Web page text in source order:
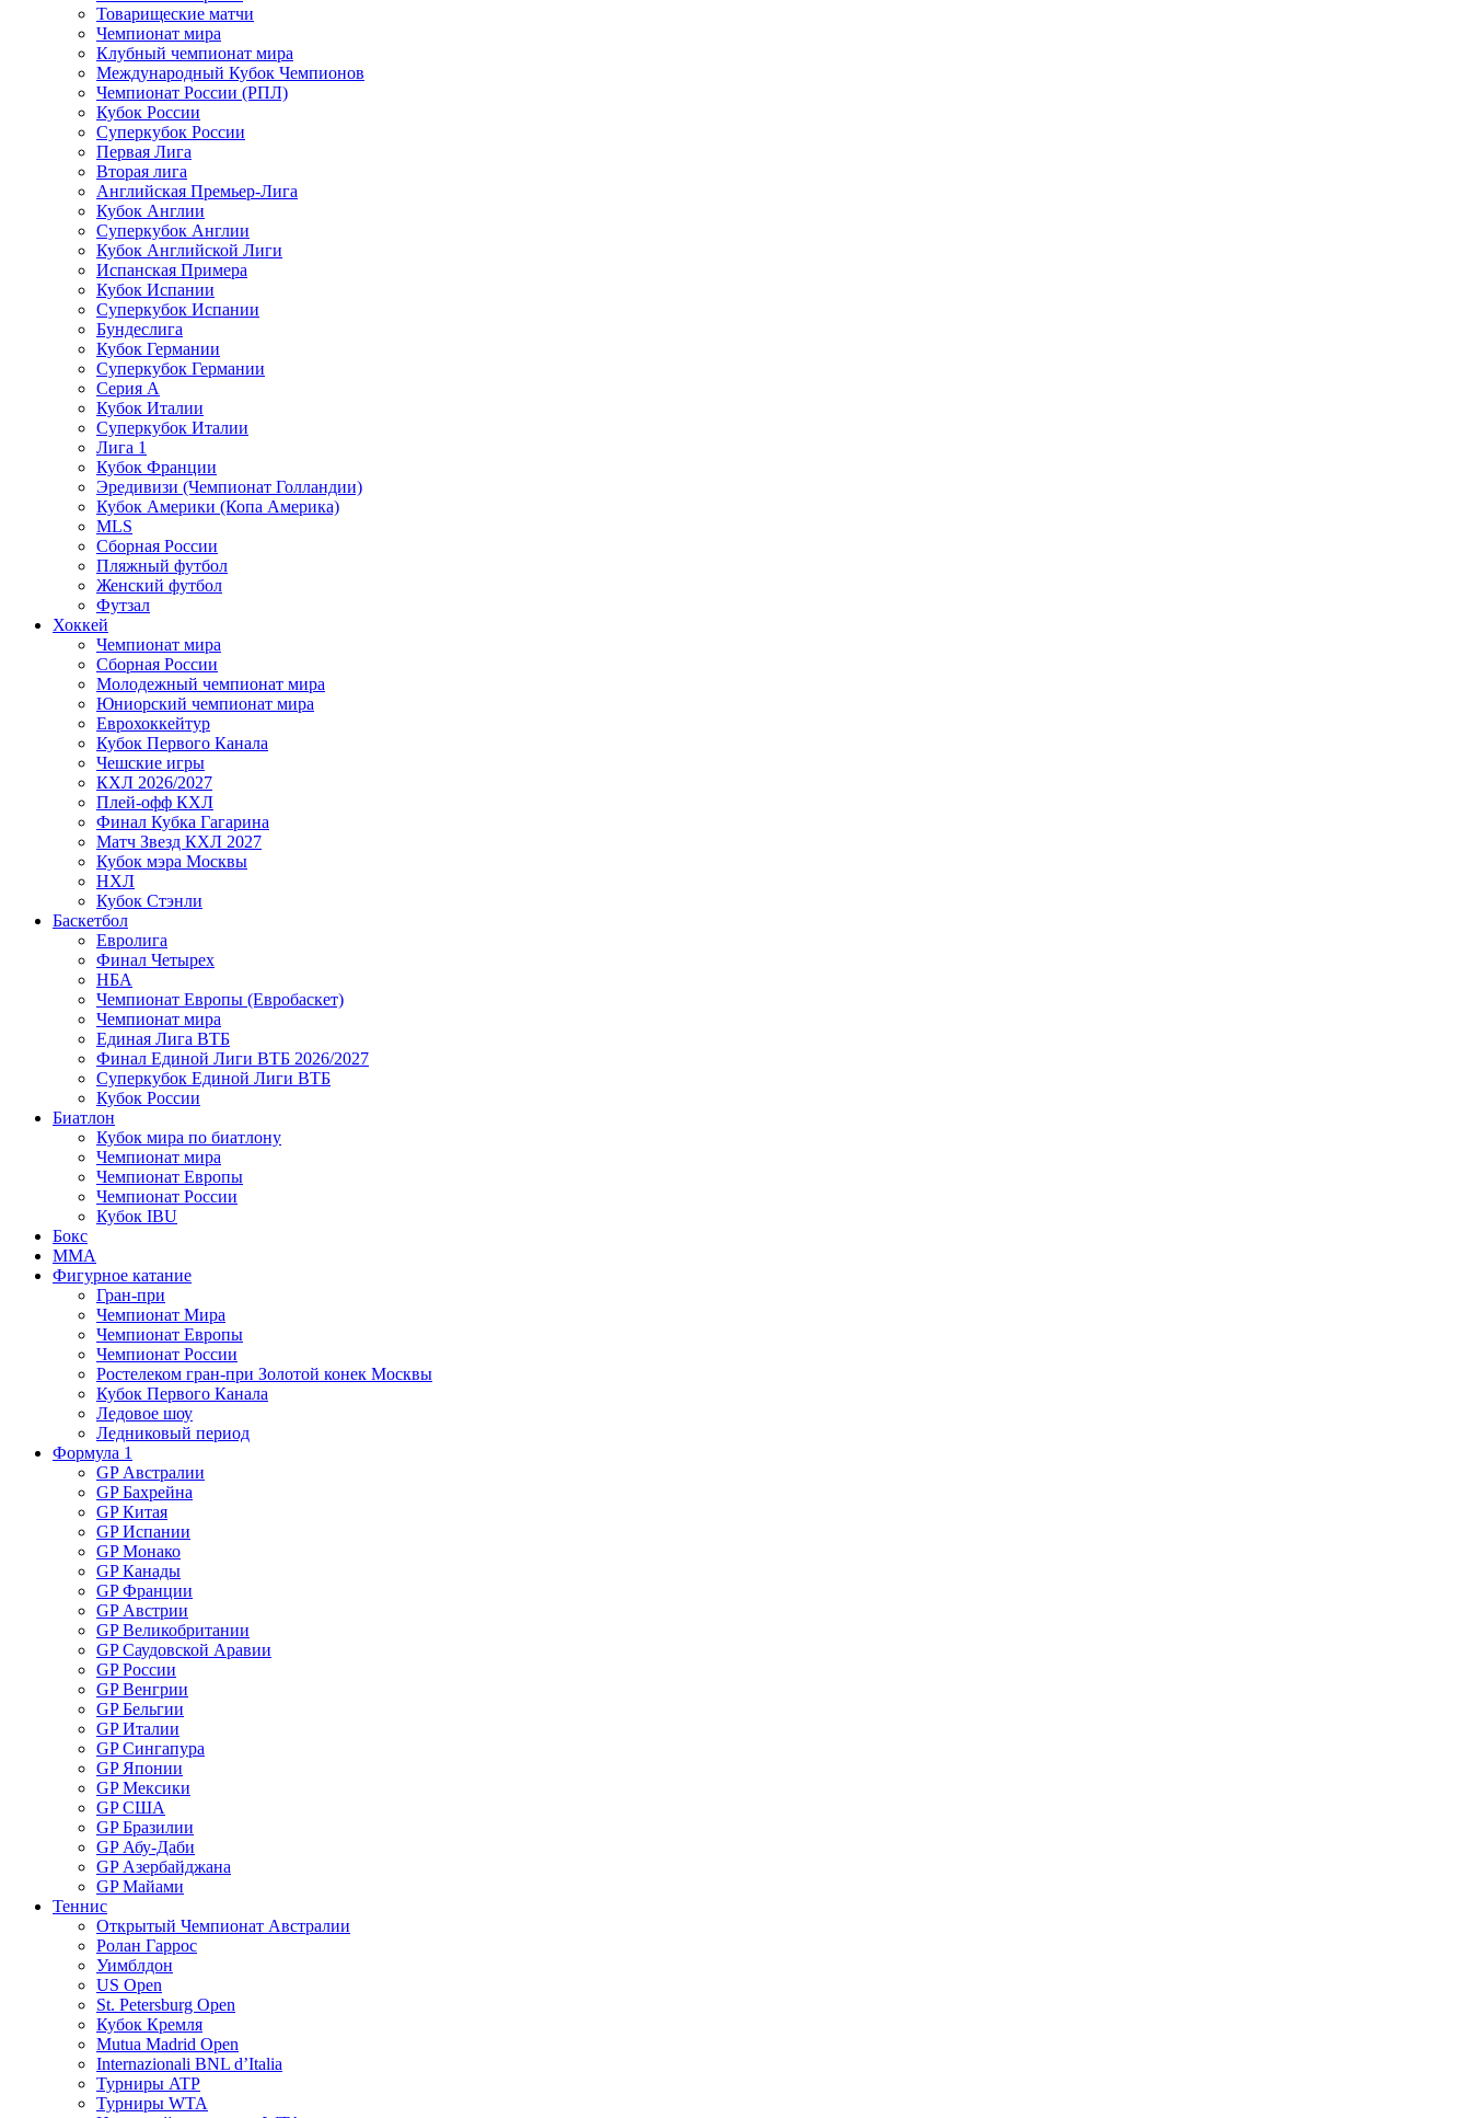
Товарищеские матчи
Чемпионат мира
Клубный чемпионат мира
Международный Кубок Чемпионов
Чемпионат России (РПЛ)
Кубок России
Суперкубок России
Первая Лига
Вторая лига
Английская Премьер-Лига
Кубок Англии
Суперкубок Англии
Кубок Английской Лиги
Испанская Примера
Кубок Испании
Суперкубок Испании
Бундеслига
Кубок Германии
Суперкубок Германии
Серия А
Кубок Италии
Суперкубок Италии
Лига 1
Кубок Франции
Эредивизи (Чемпионат Голландии)
Кубок Америки (Копа Америка)
MLS
Сборная России
Пляжный футбол
Женский футбол
Футзал
Хоккей
Чемпионат мира
Сборная России
Молодежный чемпионат мира
Юниорский чемпионат мира
Еврохоккейтур
Кубок Первого Канала
Чешские игры
КХЛ 2026/2027
Плей-офф КХЛ
Финал Кубка Гагарина
Матч Звезд КХЛ 2027
Кубок мэра Москвы
НХЛ
Кубок Стэнли
Баскетбол
Евролига
Финал Четырех
НБА
Чемпионат Европы (Евробаскет)
Чемпионат мира
Единая Лига ВТБ
Финал Единой Лиги ВТБ 2026/2027
Суперкубок Единой Лиги ВТБ
Кубок России
Биатлон
Кубок мира по биатлону
Чемпионат мира
Чемпионат Европы
Чемпионат России
Кубок IBU
Бокс
MMA
Фигурное катание
Гран-при
Чемпионат Мира
Чемпионат Европы
Чемпионат России
Ростелеком гран-при Золотой конек Москвы
Кубок Первого Канала
Ледовое шоу
Ледниковый период
Формула 1
GP Австралии
GP Бахрейна
GP Китая
GP Испании
GP Монако
GP Канады
GP Франции
GP Австрии
GP Великобритании
GP Саудовской Аравии
GP России
GP Венгрии
GP Бельгии
GP Италии
GP Сингапура
GP Японии
GP Мексики
GP США
GP Бразилии
GP Абу-Даби
GP Азербайджана
GP Майами
Теннис
Открытый Чемпионат Австралии
Ролан Гаррос
Уимблдон
US Open
St. Petersburg Open
Кубок Кремля
Mutua Madrid Open
Internazionali BNL d’Italia
Турниры ATP
Турниры WTA